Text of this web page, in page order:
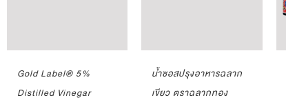
Gold Label® 5%
Distilled Vinegar
น้ำซอสปรุงอาหารฉลาก
เขียว ตราฉลากทอง